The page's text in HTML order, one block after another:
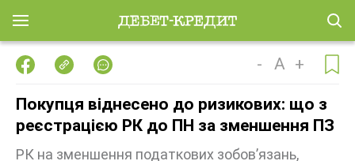
- A +
Покупця віднесено до ризикових: що з
реєстрацією РК до ПН за зменшення ПЗ
РК на зменшення податкових зобов’язань,